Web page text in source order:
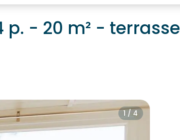
p. - 20 m² - terrasse
1 / 4